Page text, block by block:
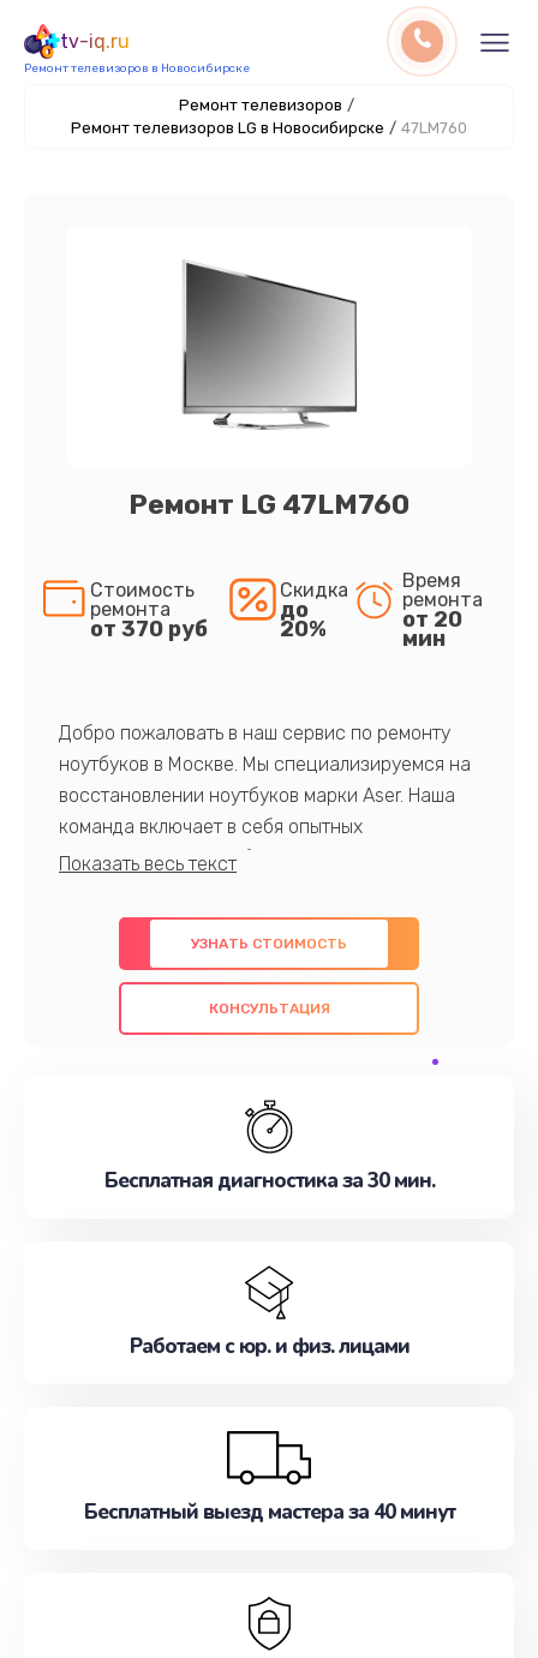
tv-iq.ru
Ремонт телевизоров в Новосибирске
Ремонт телевизоров /
Ремонт телевизоров LG в Новосибирске / 47LM760
Ремонт LG 47LM760
Стоимость
ремонта
от 370 руб
Скидка
до
20%
Время
ремонта
от 20
мин
Добро пожаловать в наш сервис по ремонту
ноутбуков в Москве. Мы специализируемся на
восстановлении ноутбуков марки Aser. Наша
команда включает в себя опытных
профессионалов с обширными знаниями и
предлагаем быстрый и качественный ремонт с
использованием оригинальных компонентов, а
также гарантируем качество всех
проведенных работ. Наша цель - предоставить
наилучшим образом. Не медлите записаться на
УЗНАТЬ СТОИМОСТЬ
КОНСУЛЬТАЦИЯ
Бесплатная диагностика за 30 мин.
Работаем с юр. и физ. лицами
Бесплатный выезд мастера за 40 минут